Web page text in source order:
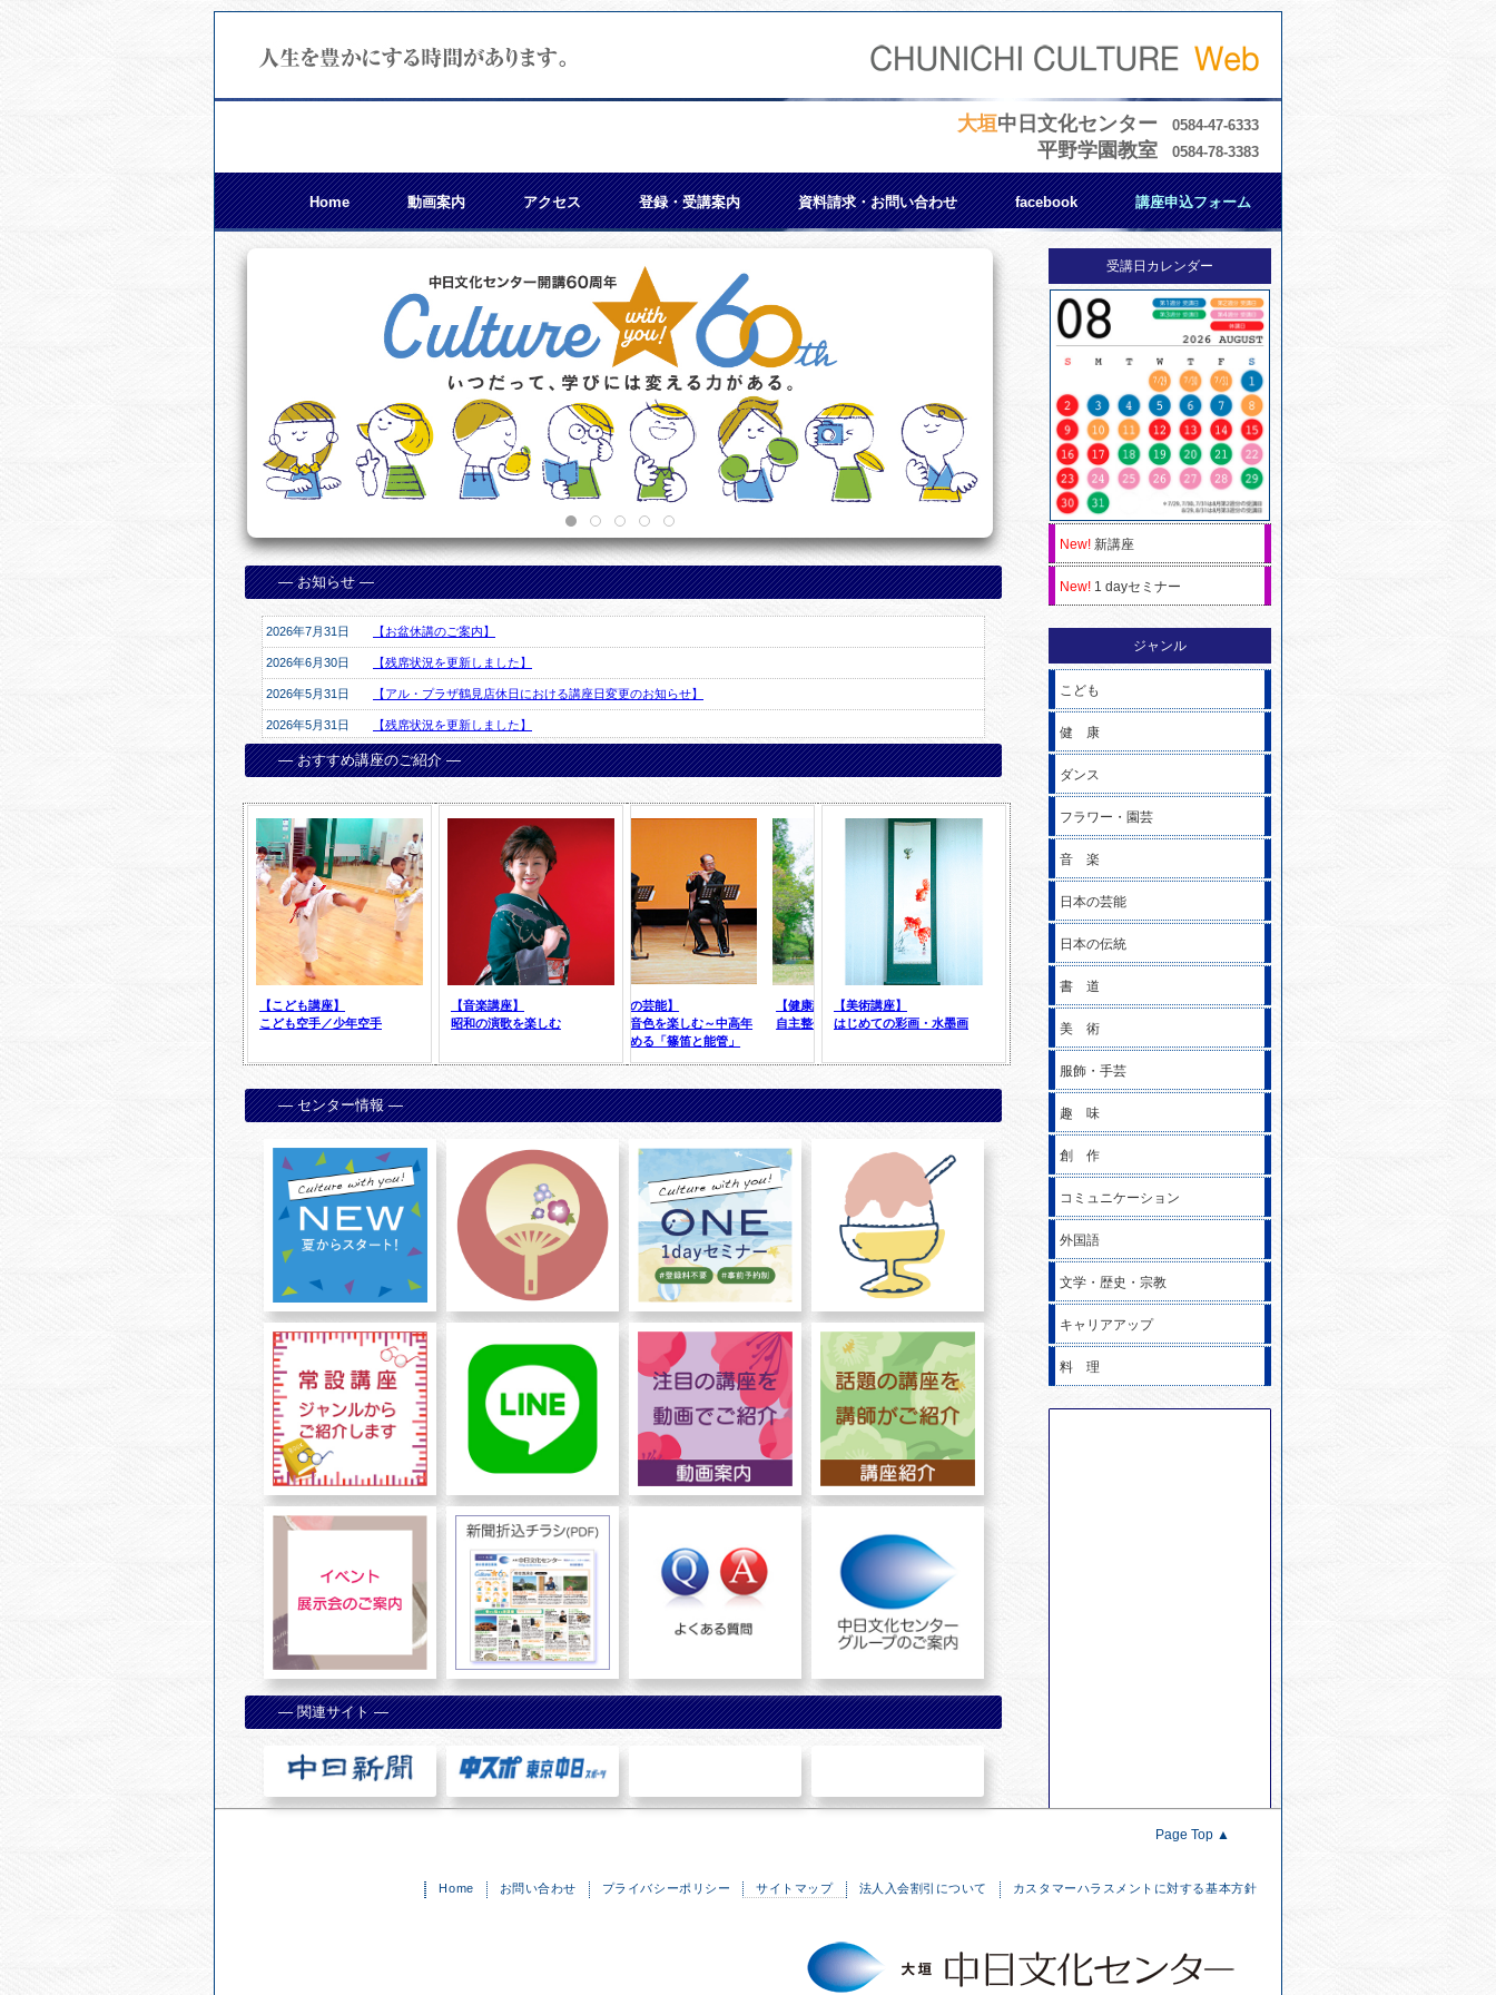
大垣中日文化センター 0584-47-6333
平野学園教室 0584-78-3383
講座申込フォーム
facebook
資料請求・お問い合わせ
登録・受講案内
アクセス
動画案内
Home
受講日カレンダー
New!新講座
New!1 dayセミナー
ジャンル
こども
健 康
ダンス
フラワー・園芸
音 楽
日本の芸能
日本の伝統
書 道
美 術
服飾・手芸
趣 味
創 作
コミュニケーション
外国語
文学・歴史・宗教
キャリアアップ
料 理
— お知らせ —
— おすすめ講座のご紹介 —
— センター情報 —
— 関連サイト —
Page Top ▲
Home お問い合わせ プライバシーポリシー サイトマップ 法人入会割引について カスタマーハラスメントに対する基本方針